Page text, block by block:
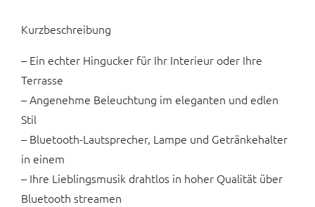
Kurzbeschreibung
– Ein echter Hingucker für Ihr Interieur oder Ihre
Terrasse
– Angenehme Beleuchtung im eleganten und edlen
Stil
– Bluetooth-Lautsprecher, Lampe und Getränkehalter
in einem
– Ihre Lieblingsmusik drahtlos in hoher Qualität über
Bluetooth streamen